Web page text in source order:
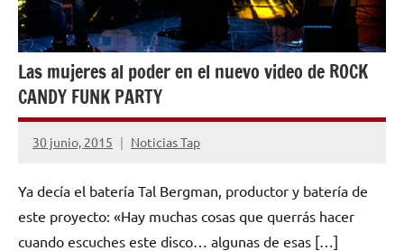
Las mujeres al poder en el nuevo video de ROCK
CANDY FUNK PARTY
30 junio, 2015 Noticias Tap
No
comentarios
Ya decía el batería Tal Bergman, productor y batería de
este proyecto: «Hay muchas cosas que querrás hacer
cuando escuches este disco… algunas de esas […]